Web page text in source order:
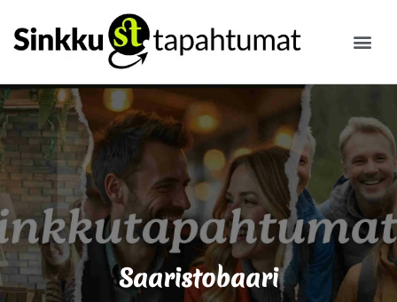
Saaristobaari